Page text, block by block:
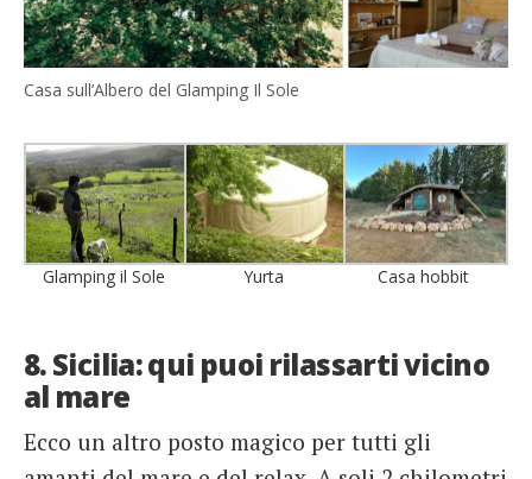
Casa sull’Albero del Glamping Il Sole
Glamping il Sole Yurta Casa hobbit
8. Sicilia: qui puoi rilassarti vicino
al mare
Ecco un altro posto magico per tutti gli